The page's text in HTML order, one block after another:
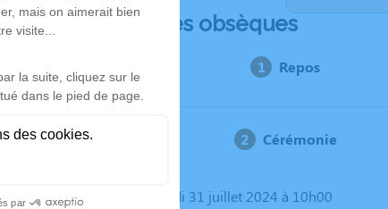
Déroulé des obsèques
Repos
Cérémonie
Le mercredi 31 juillet 2024 à 10h00